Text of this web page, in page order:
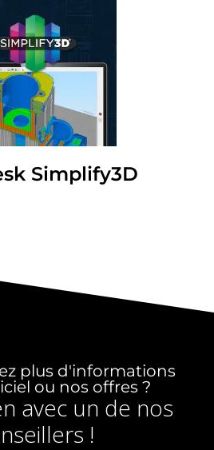
Simplify3D
plus d'informations
ou nos offres ?
avec un de nos
!